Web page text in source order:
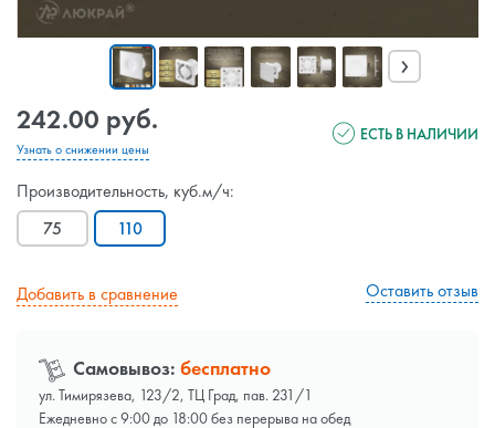
›
242.00 руб.
Узнать о снижении цены
ЕСТЬ В НАЛИЧИИ
Производительность, куб.м/ч:
75
110
Добавить в сравнение Оставить отзыв
Самовывоз: бесплатно
ул. Тимирязева, 123/2, ТЦ Град, пав. 231/1
Ежедневно с 9:00 до 18:00 без перерыва на обед